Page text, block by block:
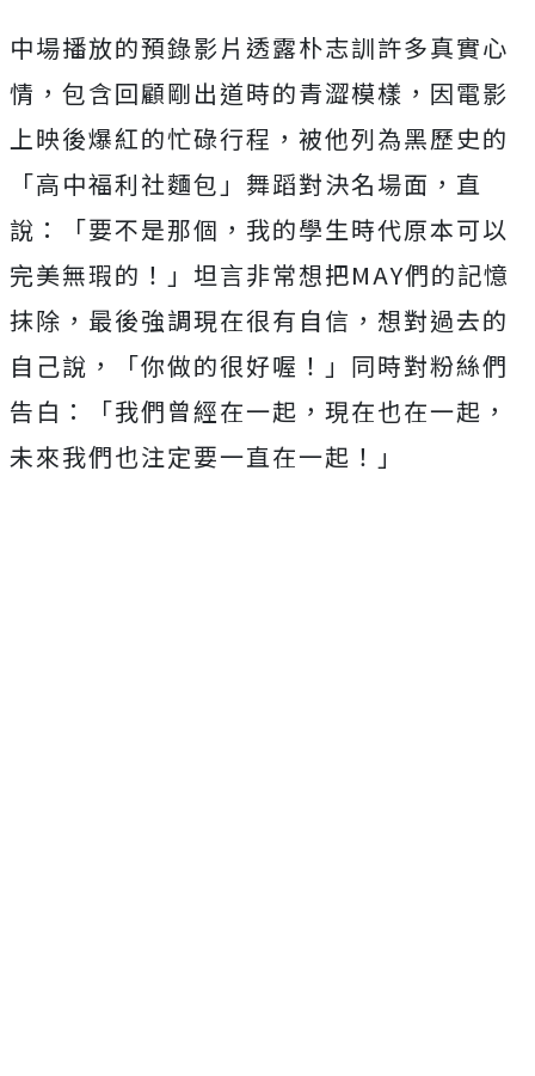
中場播放的預錄影片透露朴志訓許多真實心
情， 包含回顧剛出道時的青澀模樣，因電影
上映後爆紅的忙碌行程， 被他列為黑歷史的
「高中福利社麵包」舞蹈對決名場面，直
說：「要不是那個，我的學生時代原本可以
完美無瑕的！」 坦言非常想把MAY們的記憶
抹除，最後強調現在很有自信， 想對過去的
自己說，「你做的很好喔！」同時對粉絲們
告白：「我們曾經在一起，現在也在一起，
未來我們也注定要一直在一起！」